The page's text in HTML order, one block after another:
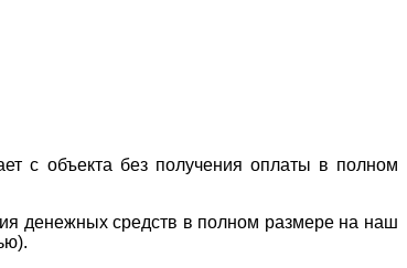
с объекта без получения оплаты в полном
денежных средств в полном размере на наш